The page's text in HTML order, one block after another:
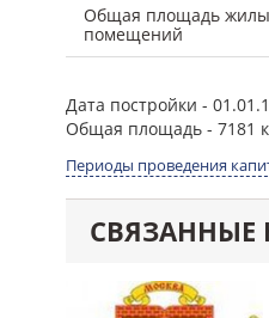
Общая площадь
помещений
Дата постройки -
Общая площадь- 7181
Периоды проведения
СВЯЗАННЫЕ